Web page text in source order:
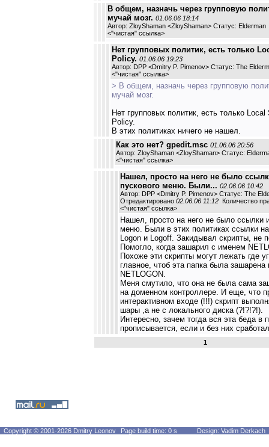
В общем, назначь через групповую
мучай мозг. 01.06.06 18:14
Автор: ZloyShaman <ZloyShaman> Статус: Elderman
<"чистая" ссылка>
Нет групповых политик, есть только
Policy. 01.06.06 19:23
Автор: DPP <Dmitry P. Pimenov> Статус: The
<"чистая" ссылка>
> В общем, назначь через групповую
мучай мозг.
Нет групповых политик, есть только Local
Policy.
В этих политиках ничего не нашел.
Как это нет? gpedit.msc 01.06.06 20:56
Автор: ZloyShaman <ZloyShaman> Статус:
<"чистая" ссылка>
Нашел, просто на него не было
пускового меню. Были... 02.06.06 10:42
Автор: DPP <Dmitry P. Pimenov> Статус: The
Отредактировано 02.06.06 11:12 Количество
<"чистая" ссылка>
Нашел, просто на него не было ссылки
меню. Были в этих политиках ссылки на
Logon и Logoff. Закидывал скрипты, не
Помогло, когда зашарил с именем
Похоже эти скрипты могут лежать где
главное, чтоб эта папка была
NETLOGON.
Меня смутило, что она не была сама
на доменном контроллере. И еще, что
интерактивном входе (!!!) скрипт
шары ,а не с локального диска (?!?!?!).
Интересно, зачем тогда вся эта беда в
прописывается, если и без них
1
Copyright © 2001-2026 Dmitry Leonov Page build time: 0 s Design: Vadim Derkach